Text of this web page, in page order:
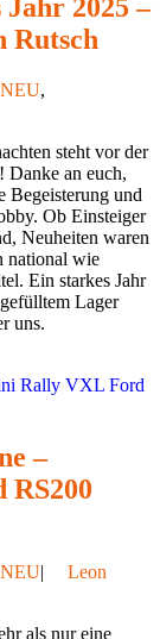
2025 –
Rutsch
,
steht vor der
Danke an euch,
Begeisterung und
Ob Einsteiger
Neuheiten waren
national wie
Ein starkes Jahr
Lager
uns.
–
|
Leon
als nur eine